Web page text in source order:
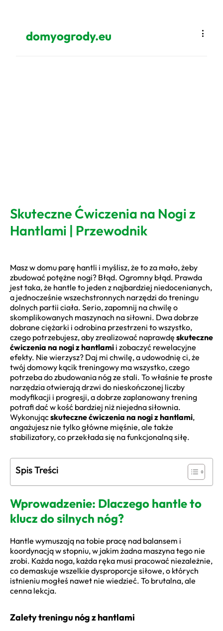
domyogrody.eu
Skuteczne Ćwiczenia na Nogi z
Hantlami | Przewodnik
Masz w domu parę hantli i myślisz, że to za mało, żeby
zbudować potężne nogi? Błąd. Ogromny błąd. Prawda
jest taka, że hantle to jeden z najbardziej niedocenianych,
a jednocześnie wszechstronnych narzędzi do treningu
dolnych partii ciała. Serio, zapomnij na chwilę o
skomplikowanych maszynach na siłowni. Dwa dobrze
dobrane ciężarki i odrobina przestrzeni to wszystko,
czego potrzebujesz, aby zrealizować naprawdę skuteczne
ćwiczenia na nogi z hantlami i zobaczyć rewelacyjne
efekty. Nie wierzysz? Daj mi chwilę, a udowodnię ci, że
twój domowy kącik treningowy ma wszystko, czego
potrzeba do zbudowania nóg ze stali. To właśnie te proste
narzędzia otwierają drzwi do nieskończonej liczby
modyfikacji i progresji, a dobrze zaplanowany trening
potrafi dać w kość bardziej niż niejedna siłownia.
Wykonującskuteczne ćwiczenia na nogi z hantlami,
angażujesz nie tylko główne mięśnie, ale także
stabilizatory, co przekłada się na funkcjonalną siłę.
Spis Treści
Wprowadzenie: Dlaczego hantle to
klucz do silnych nóg?
Hantle wymuszają na tobie pracę nad balansem i
koordynacją w stopniu, w jakim żadna maszyna tego nie
zrobi. Każda noga, każda ręka musi pracować niezależnie,
co demaskuje wszelkie dysproporcje siłowe, o których
istnieniu mogłeś nawet nie wiedzieć. To brutalna, ale
cenna lekcja.
Zalety treningu nóg z hantlami